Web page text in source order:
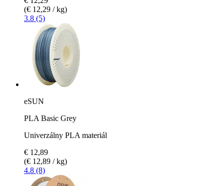
(€ 12,29 / kg)
3.8 (5)
eSUN
PLA Basic Grey
Univerzálny PLA materiál
€ 12,89
(€ 12,89 / kg)
4.8 (8)